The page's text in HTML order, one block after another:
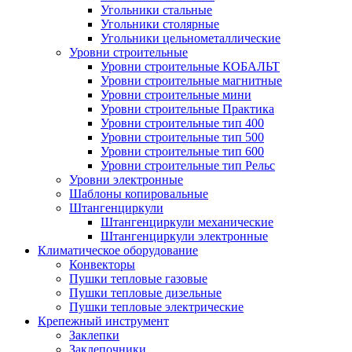
Угольники стальные
Угольники столярные
Угольники цельнометаллические
Уровни строительные
Уровни строительные КОБАЛЬТ
Уровни строительные магнитные
Уровни строительные мини
Уровни строительные Практика
Уровни строительные тип 400
Уровни строительные тип 500
Уровни строительные тип 600
Уровни строительные тип Рельс
Уровни электронные
Шаблоны копировальные
Штангенциркули
Штангенциркули механические
Штангенциркули электронные
Климатическое оборудование
Конвекторы
Пушки тепловые газовые
Пушки тепловые дизельные
Пушки тепловые электрические
Крепежный инструмент
Заклепки